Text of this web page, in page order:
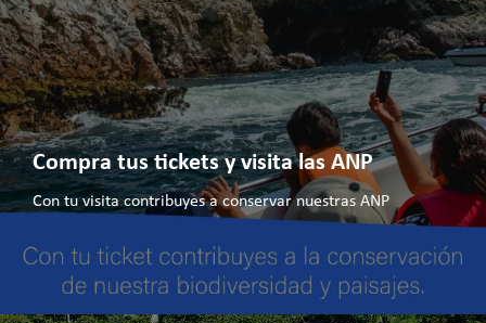
Compra tus tickets y visita las ANP
Con tu visita contribuyes a conservar nuestras ANP